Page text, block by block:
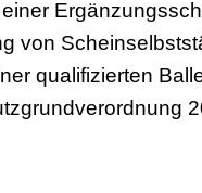
von
qualifizierten